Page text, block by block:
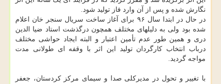
نگارش شده و پس از آن وارد فاز تولید شود.
در حال در ابتدا سال ۹۶ برای آغاز ساخت سریال سنجر خان اعلام
شده بود ولی به دلیلهای مختلف همچون درگذشت استاد ضیا الدین
دری و همین طور عدم تأمین اعتبار و البته ایجاد حواشی مختلف
درباب انتخاب کارگردان تولید این اثر با وقفه ای طولانی مدت
مواجه گردید.
با تغییر و تحول در مدیرکلی صدا و سیمای مرکز کردستان، جعفر